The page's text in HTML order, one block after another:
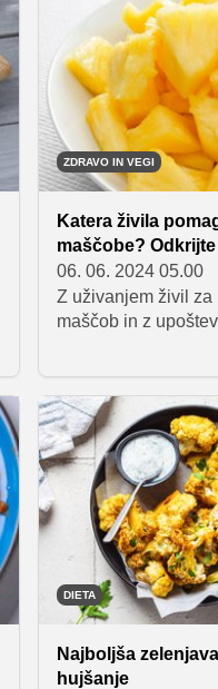
ZDRAVO IN VEGI
Katera živila
maščobe?
06. 06. 2024 05.00
Z uživanjem živil za
maščob in z
področju hujšanja.
DIETA
Najboljša
hujšanje